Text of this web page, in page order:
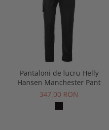
Pantaloni de lucru Helly
Hansen Manchester Pant
347,00 RON